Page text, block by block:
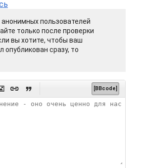
пользователей
только после проверки
вы хотите, чтобы ваш
опубликован сразу, то
  [BBcode]